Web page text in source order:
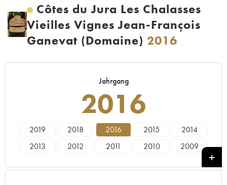
Côtes du Jura Les Chalasses
Vieilles Vignes Jean-François
Ganevat (Domaine) 2016
Jahrgang
2016
2019 2018 2016 2015
2014
2013
2012 2011 2010
2009